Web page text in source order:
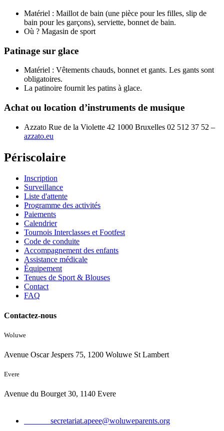
Matériel : Maillot de bain (une pièce pour les filles, slip de
bain pour les garçons), serviette, bonnet de bain.
Où ? Magasin de sport
Patinage sur glace
Matériel : Vêtements chauds, bonnet et gants. Les gants sont
obligatoires.
La patinoire fournit les patins à glace.
Achat ou location d’instruments de musique
Azzato Rue de la Violette 42 1000 Bruxelles 02 512 37 52 –
azzato.eu
Périscolaire
Inscription
Surveillance
Liste d'attente
Programme des activités
Paiements
Calendrier
Tournois Interclasses et Footfest
Code de conduite
Accompagnement des enfants
Assistance médicale
Équipement
Tenues de Sport & Blouses
Contact
FAQ
Contactez-nous
Woluwe
Avenue Oscar Jespers 75, 1200 Woluwe St Lambert
Evere
Avenue du Bourget 30, 1140 Evere
secretariat.apeee@woluweparents.org